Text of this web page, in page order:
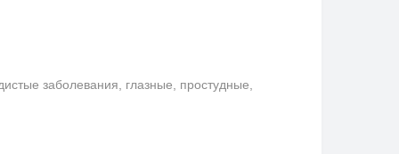
заболевания, глазные, простудные,